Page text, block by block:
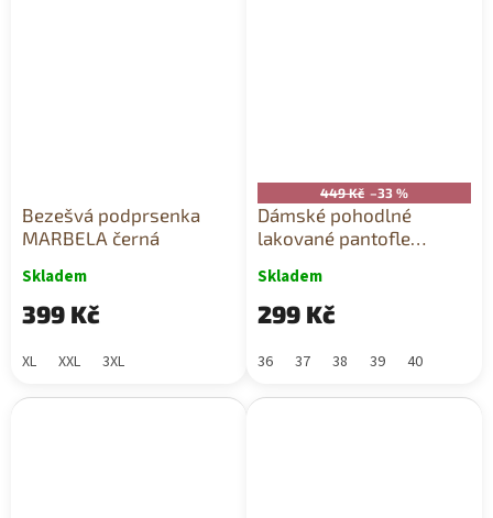
Bezešvá podprsenka
MARBELA černá
Skladem
399 Kč
XL XXL 3XL
449 Kč –33 %
Dámské pohodlné
lakované pantofle
Skladem
299 Kč
36 37 38 39 40